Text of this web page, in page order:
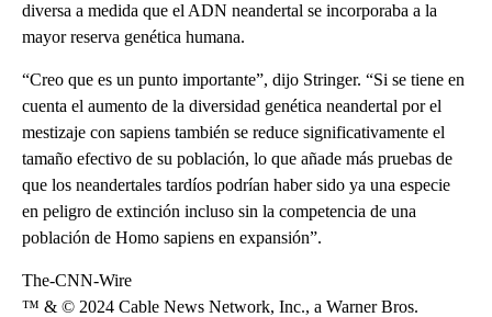
diversa a medida que el ADN neandertal se incorporaba a la
mayor reserva genética humana.
“Creo que es un punto importante”, dijo Stringer. “Si se tiene en
cuenta el aumento de la diversidad genética neandertal por el
mestizaje con sapiens también se reduce significativamente el
tamaño efectivo de su población, lo que añade más pruebas de
que los neandertales tardíos podrían haber sido ya una especie
en peligro de extinción incluso sin la competencia de una
población de Homo sapiens en expansión”.
The-CNN-Wire
™ & © 2024 Cable News Network, Inc., a Warner Bros.